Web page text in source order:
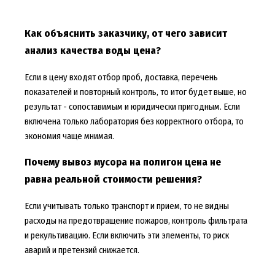
Как объяснить заказчику, от чего зависит
анализ качества воды цена?
Если в цену входят отбор проб, доставка, перечень
показателей и повторный контроль, то итог будет выше, но
результат - сопоставимым и юридически пригодным. Если
включена только лаборатория без корректного отбора, то
экономия чаще мнимая.
Почему вывоз мусора на полигон цена не
равна реальной стоимости решения?
Если учитывать только транспорт и прием, то не видны
расходы на предотвращение пожаров, контроль фильтрата
и рекультивацию. Если включить эти элементы, то риск
аварий и претензий снижается.